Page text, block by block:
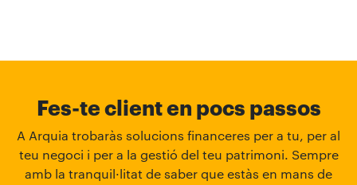
Fes-te client en pocs passos
A Arquia trobaràs solucions financeres per a tu, per al
teu negoci i per a la gestió del teu patrimoni. Sempre
amb la tranquil·litat de saber que estàs en mans de